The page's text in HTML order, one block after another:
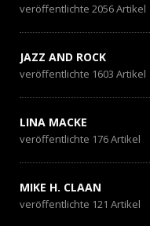
veröffentlichte 2056 Artikel
JAZZ AND ROCK
veröffentlichte 1603 Artikel
LINA MACKE
veröffentlichte 176 Artikel
MIKE H. CLAAN
veröffentlichte 121 Artikel